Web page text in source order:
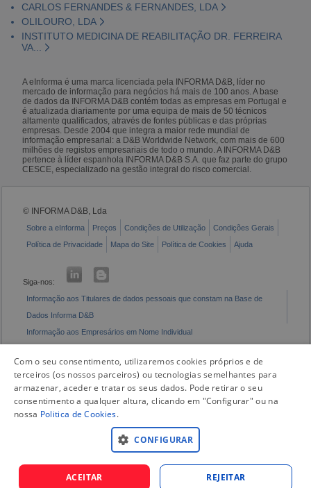
CARLOS FERNANDES & FERNANDES, LDA
OLILOURO, LDA
INSTITUTO MEDICINA DE REABILITAÇÃO DR. FERREIRA
VA...
A eInforma é uma marca licenciada pela INFORMA D&B, líder no
mercado de informação para negócios há mais de 100 anos. A base
de dados da INFORMA D&B contém todas as empresas em Portugal e
é atualizada diariamente por uma equipa de mais de 50 técnicos
altamente qualificados, através de fontes públicas e das próprias
empresas. Desde 2004 que integra a maior rede mundial de
informação empresarial: a D&B Worldwide Network, com mais de 600
milhões de registos empresariais de todo o mundo. A INFORMA D&B
pertence à líder espanhola INFORMA D&B S.A. que faz parte do grupo
CESCE, especializado na gestão integral do risco comercial.
© INFORMA D&B, Lda
Sobre a eInforma Preços Condições de Utilização
Condições Gerais
Política de Privacidade
Mapa do Site Política de Cookies Ajuda
Siga-nos:
Informação aos Titulares de dados pessoais que constam na Base de
Dados Informa D&B
Informação aos Empresários em Nome Individual
Com o seu consentimento, utilizaremos cookies próprios e de
terceiros (os nossos parceiros) ou tecnologias semelhantes para
armazenar, aceder e tratar os seus dados. Pode retirar o seu
consentimento a qualquer altura, clicando em "Configurar" ou na
nossa Politica de Cookies.
CONFIGURAR
ACEITAR REJEITAR